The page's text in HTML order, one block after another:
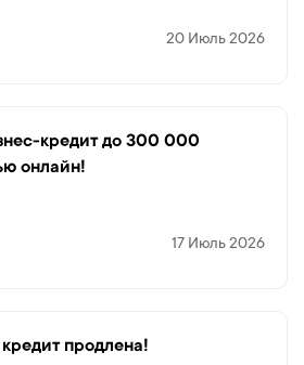
20 Июль 2026
кредит до 300 000
онлайн!
17 Июль 2026
продлена!